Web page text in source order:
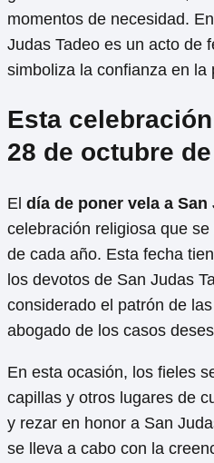
momentos de necesidad.
Judas Tadeo es un acto de
simboliza la confianza en la
Esta
28 de octubre
El día de poner vela a San
celebración religiosa que
de cada año. Esta fecha
los devotos de San Judas
considerado el patrón de
abogado de los casos
En esta ocasión, los fieles
capillas y otros lugares de
y rezar en honor a San
se lleva a cabo con la